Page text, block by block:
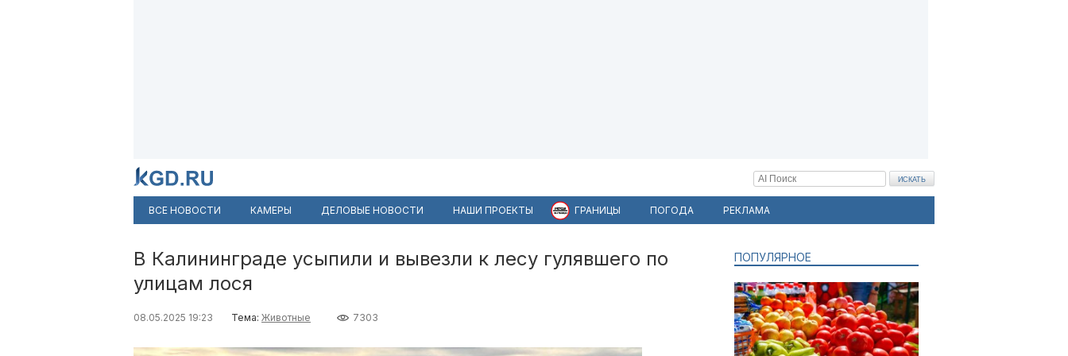
ВСЕ НОВОСТИ КАМЕРЫ ДЕЛОВЫЕ НОВОСТИ НАШИ ПРОЕКТЫ ГРАНИЦЫ ПОГОДА РЕКЛАМА
В Калининграде усыпили и вывезли к лесу гулявшего по
улицам лося
08.05.2025 19:23 Тема: Животные 7303
ПОПУЛЯРНОЕ